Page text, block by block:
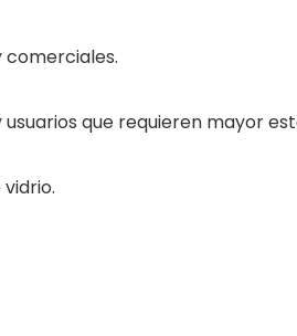
comerciales.
que requieren mayor